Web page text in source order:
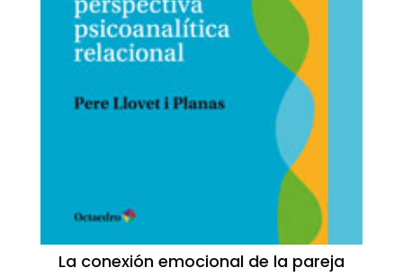
La conexión emocional de la pareja